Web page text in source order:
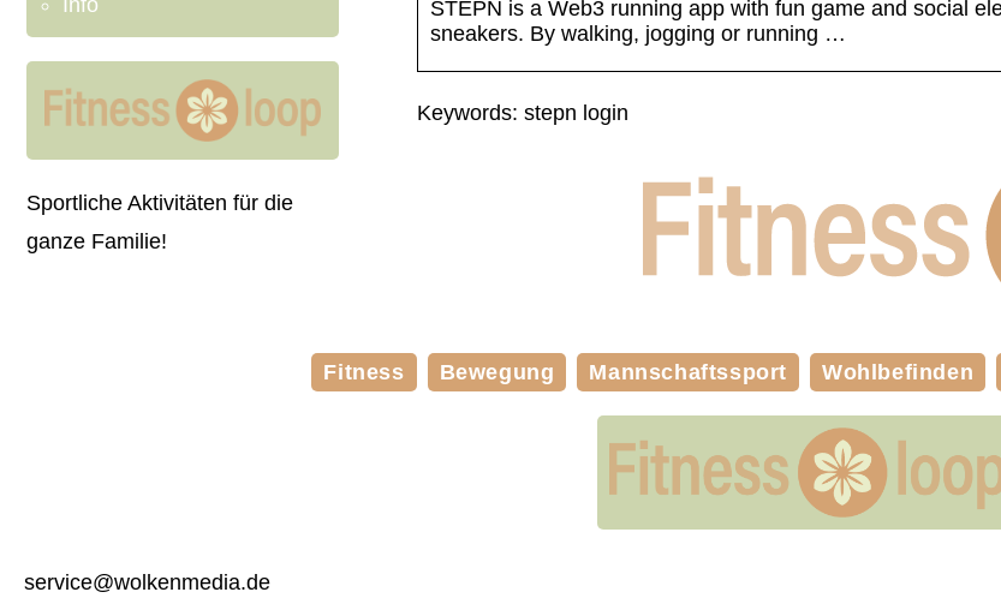
STEPN is a Web3 running app with fun game and social
sneakers. By walking, jogging or running …
Keywords: stepn login
Info
Sportliche Aktivitäten für die
ganze Familie!
Fitness Bewegung Mannschaftssport Wohlbefinden
service@wolkenmedia.de